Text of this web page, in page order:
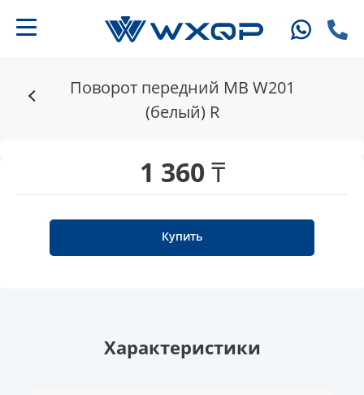
Поворот передний MB W201
(белый) R
1 360 ₸
Купить
Характеристики